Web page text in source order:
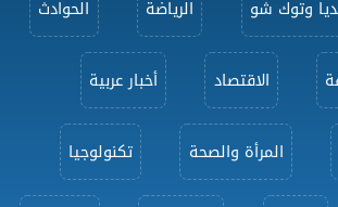
وتوك شو الرياضة الحوادث
الاقتصاد أخبار عربية
المرأة والصحة تكنولوجيا